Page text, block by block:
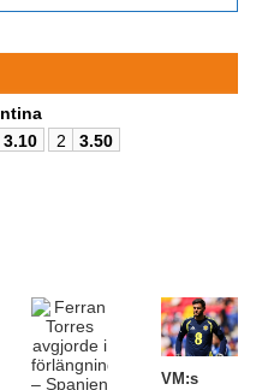
3.10 2 3.50
VM:s